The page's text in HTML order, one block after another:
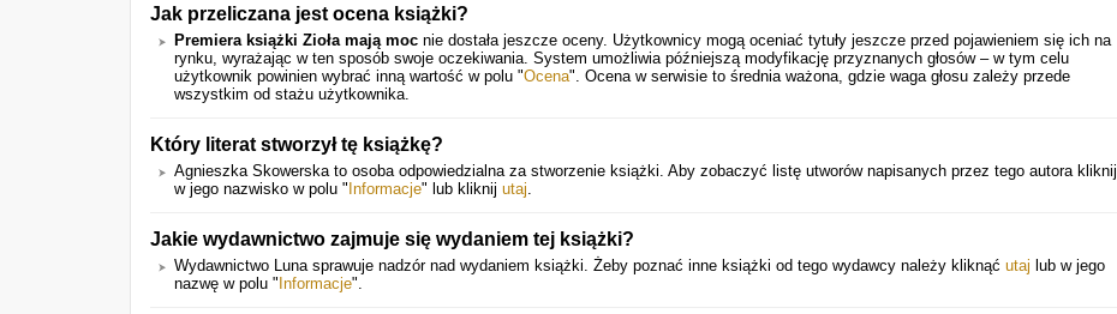
Jak przeliczana jest ocena książki?
Premiera książki Zioła mają moc nie dostała jeszcze oceny. Użytkownicy mogą oceniać tytuły jeszcze przed pojawieniem się ich na
rynku, wyrażając w ten sposób swoje oczekiwania. System umożliwia późniejszą modyfikację przyznanych głosów – w tym celu
użytkownik powinien wybrać inną wartość w polu "Ocena". Ocena w serwisie to średnia ważona, gdzie waga głosu zależy przede
wszystkim od stażu użytkownika.
Który literat stworzył tę książkę?
Agnieszka Skowerska to osoba odpowiedzialna za stworzenie książki. Aby zobaczyć listę utworów napisanych przez tego autora kliknij
w jego nazwisko w polu " Informacje" lub kliknij utaj.
Jakie wydawnictwo zajmuje się wydaniem tej książki?
Wydawnictwo Luna sprawuje nadzór nad wydaniem książki. Żeby poznać inne książki od tego wydawcy należy kliknąć utaj lub w jego
nazwę w polu " Informacje".